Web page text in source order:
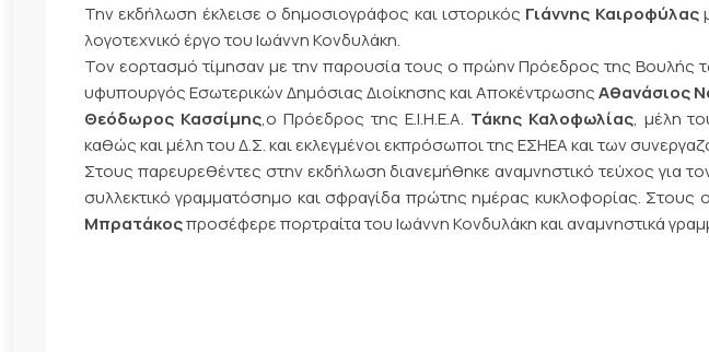
Την εκδήλωση έκλεισε ο δημοσιογράφος και ιστορικός Γιάννης Καιροφύλας
λογοτεχνικό έργο του Ιωάννη Κονδυλάκη.
Τον εορτασμό τίμησαν με την παρουσία τους ο πρώην Πρόεδρος της Βουλής
υφυπουργός Εσωτερικών Δημόσιας Διοίκησης και ΑποκέντρωσηςΑθανάσιος
Θεόδωρος Κασσίμης,o Πρόεδρος της Ε.Ι.Η.Ε.Α. Τάκης Καλοφωλίας, μέλη
καθώς και μέλη του Δ.Σ. και εκλεγμένοι εκπρόσωποι της ΕΣΗΕΑ και των
Στους παρευρεθέντες στην εκδήλωση διανεμήθηκε αναμνηστικό τεύχος για
συλλεκτικό γραμματόσημο και σφραγίδα πρώτης ημέρας κυκλοφορίας.
Μπρατάκοςπροσέφερε πορτραίτα του Ιωάννη Κονδυλάκη και αναμνηστικά